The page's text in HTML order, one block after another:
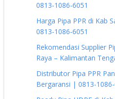
0813-1086-6051
Harga Pipa PPR di Kab
0813-1086-6051
Rekomendasi Supplier
Raya – Kalimantan
Distributor Pipa PPR
Bergaransi | 0813-1086-